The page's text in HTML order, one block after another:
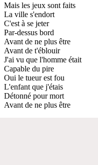
Mais les jeux sont faits
La ville s'endort
C'est à se jeter
Par-dessus bord
Avant de ne plus être
Avant de t'éblouir
J'ai vu que l'homme était
Capable du pire
Oui le tueur est fou
L'enfant que j'étais
Détonné pour mort
Avant de ne plus être